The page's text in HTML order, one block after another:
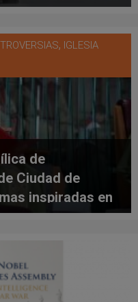
, IGLESIA
de
Ciudad de
inspiradas en
rector